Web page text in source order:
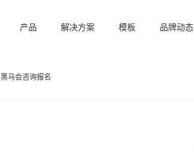
产品 解决方案 模板 品牌动态
黑马会咨询报名